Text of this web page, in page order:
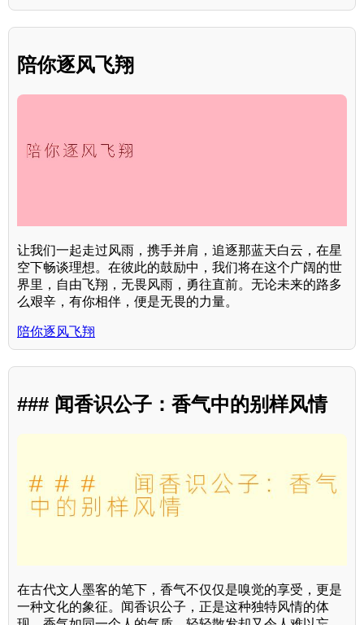
陪你逐风飞翔
让我们一起走过风雨，携手并肩，追逐那蓝天白云，在星
空下畅谈理想。在彼此的鼓励中，我们将在这个广阔的世
界里，自由飞翔，无畏风雨，勇往直前。无论未来的路多
么艰辛，有你相伴，便是无畏的力量。
陪你逐风飞翔
### 闻香识公子：香气中的别样风情
在古代文人墨客的笔下，香气不仅仅是嗅觉的享受，更是
一种文化的象征。闻香识公子，正是这种独特风情的体